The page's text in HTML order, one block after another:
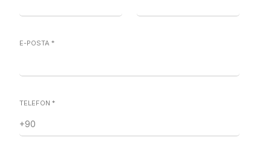
E-POSTA *
TELEFON *